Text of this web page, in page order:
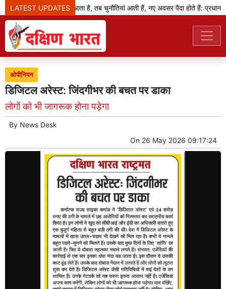
LATEST UPDATES
जब बदलाव का दौर आता है, तब चुनौतियां आती हैं, नए अवसर पैदा होते हैं:
ओपीनियन
डिजिटल अरेस्ट: जिंदगीभर की बचत पर डाका
लोगों को भी जागरूक होना पड़ेगा
By News Desk
On 26 May 2026 09:17:24